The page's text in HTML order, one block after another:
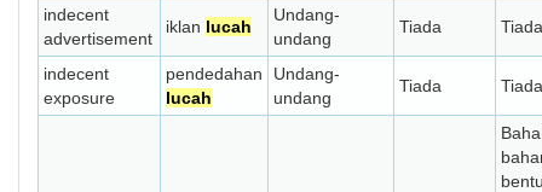
indecent
advertisement
iklan lucah
Undang-
undang
Tiada Tiada
indecent
exposure
pendedahan
lucah
Undang-
undang
Tiada Tiada